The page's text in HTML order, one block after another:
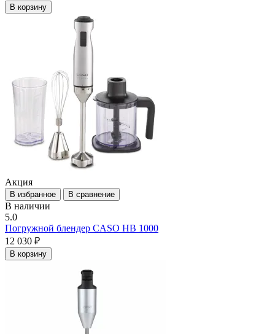
В корзину
Акция
В избранное В сравнение
В наличии
5.0
Погружной блендер CASO HB 1000
12 030 ₽
В корзину